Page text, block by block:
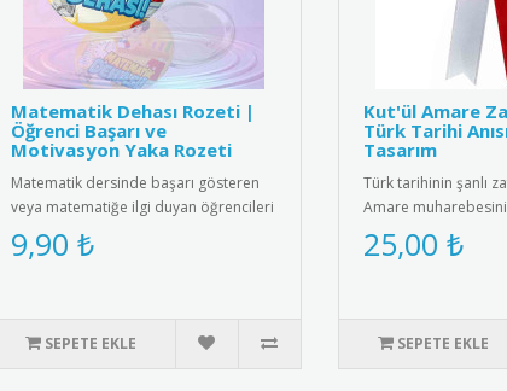
Matematik Dehası Rozeti |
Öğrenci Başarı ve
Motivasyon Yaka Rozeti
Matematik dersinde başarı gösteren
veya matematiğe ilgi duyan öğrencileri
motive etmenin en eğlencel..
9,90 ₺
SEPETE EKLE
Kut'ül Amare
Türk Tarihi
Tasarım
Türk tarihinin şanlı
Amare
tasarlanmış kokart.
25,00 ₺
SEPETE EKLE